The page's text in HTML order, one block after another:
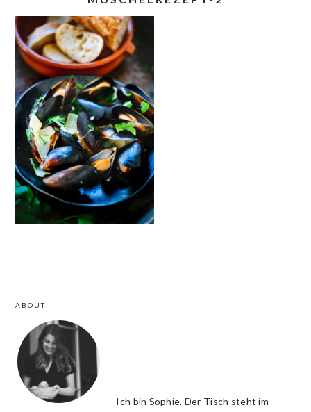
INTERACTIONS
SIDEBAR
ABOUT
Ich bin Sophie. Der Tisch steht im